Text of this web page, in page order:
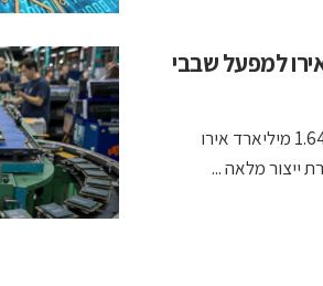
מאשרת: 450 מיליון אירו למפעל שבבי
צ’כיה תממן מענק ישיר כחלק מהשקעה כוללת של 1.64 מיליארד אירו
ייצור מלאה ...